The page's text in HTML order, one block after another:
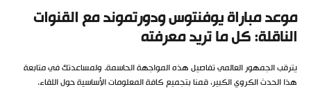
موعد مباراة يوفنتوس ودورتموند مع القنوات
الناقلة: كل ما تريد معرفته
يترقب الجمهور العالمي تفاصيل هذه المواجهة الحاسمة. ولمساعدتك في متابعة
هذا الحدث الكروي الكبير، قمنا بتجميع كافة المعلومات الأساسية حول اللقاء.